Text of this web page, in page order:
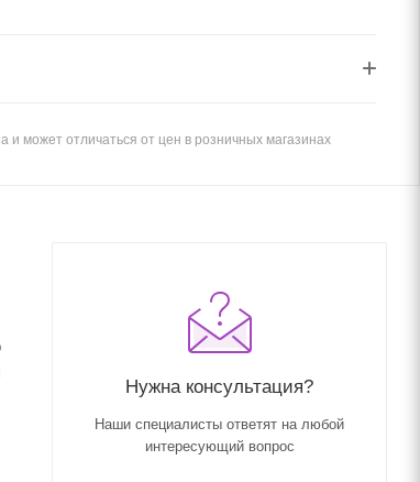
и может отличаться от цен в розничных магазинах
Нужна консультация?
Наши специалисты ответят на любой
интересующий вопрос